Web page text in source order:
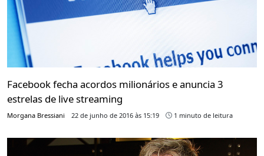
Facebook fecha acordos milionários e anuncia 3
estrelas de live streaming
Morgana Bressiani 22 de junho de 2016 às 15:19 1 minuto de leitura